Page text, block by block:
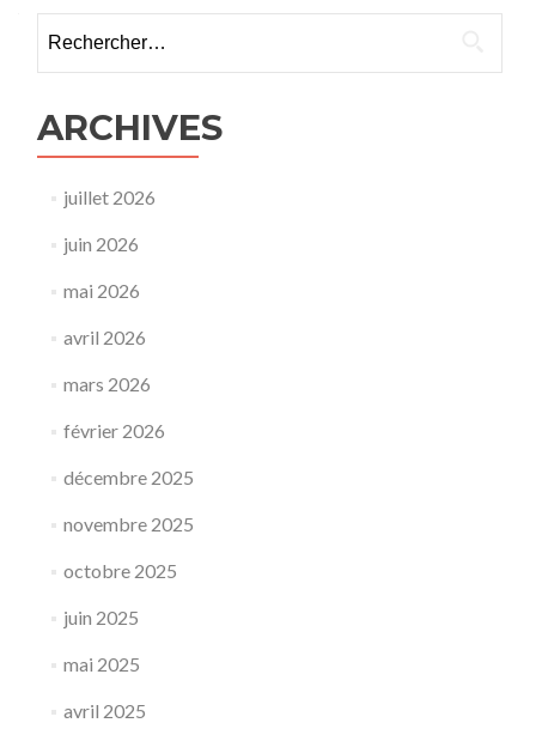
ARCHIVES
juillet 2026
juin 2026
mai 2026
avril 2026
mars 2026
février 2026
décembre 2025
novembre 2025
octobre 2025
juin 2025
mai 2025
avril 2025